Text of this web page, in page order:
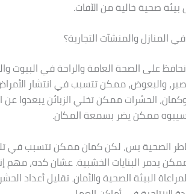
صحية خالية من الآفات.
والمنشآت التجارية؟
على الصحة العامة والراحة في البيوت
والبعوض، ممكن تتسبب في انتشار
الحشرات ممكن تخلي الزبائن يبعدوا عن
بيسيبوه ممكن يضر بسمعة المكان.
الصحية بس، لكن كمان ممكن تتسبب في
يدمر البنايات الخشبية. عشان كده، مهم
البيئة الصحية والأمان. تقليل أعداد